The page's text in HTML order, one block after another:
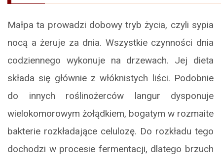
Małpa ta prowadzi dobowy tryb życia, czyli sypia
nocą a żeruje za dnia. Wszystkie czynności dnia
codziennego wykonuje na drzewach. Jej dieta
składa się głównie z włóknistych liści. Podobnie
do innych roślinożerców langur dysponuje
wielokomorowym żołądkiem, bogatym w rozmaite
bakterie rozkładające celulozę. Do rozkładu tego
dochodzi w procesie fermentacji, dlatego brzuch